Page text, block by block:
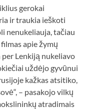
gerokai
ir traukia ieškoti
nenukeliauja, tačiau
apie žymų
Lenkiją nukeliavo
uždėjo gyvūnui
kažkas atsitiko,
– pasakojo vilkų
atradimais